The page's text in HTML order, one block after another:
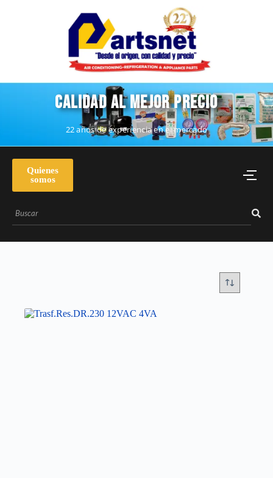
CALIDAD AL MEJOR PRECIO
22 años de experiencia en el mercado
Quienes
somos